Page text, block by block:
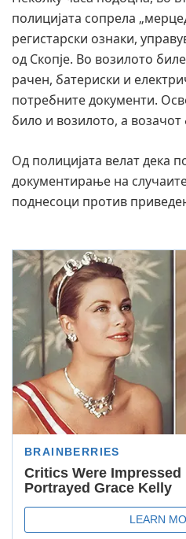
полицијата сопрела
регистарски ознаки,
од Скопје. Во возилото
рачен, батериски и
потребните документи.
било и возилото, а
Од полицијата велат дека
документирање на
поднесоци против